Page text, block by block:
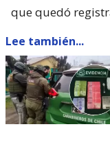
que quedó
Lee también...